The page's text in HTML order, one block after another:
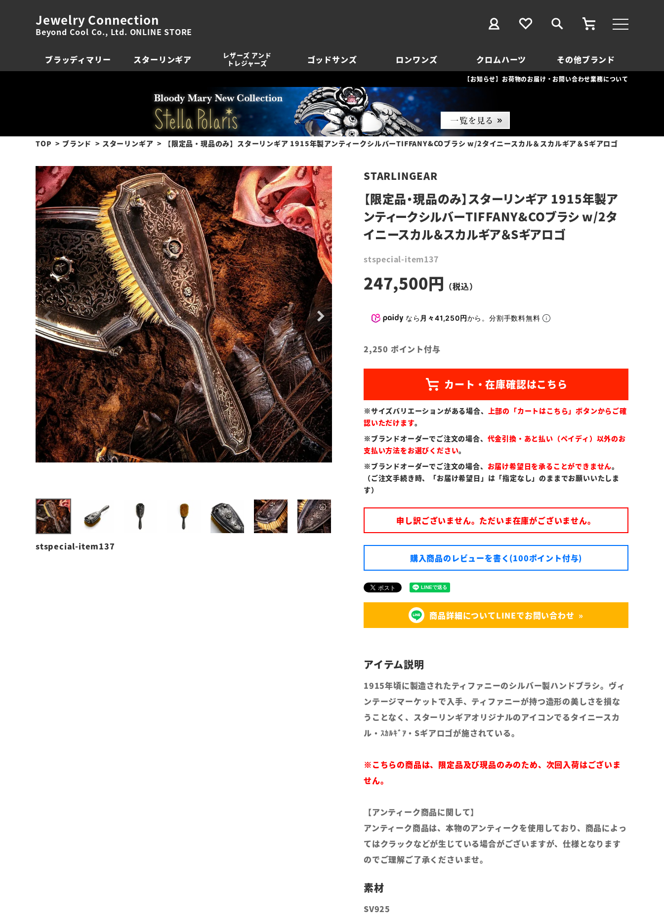
Jewelry Connection
Beyond Cool Co., Ltd. ONLINE STORE
ブラッディマリー スターリンギア
レザーズ アンド
トレジャーズ
ゴッドサンズ ロンワンズ クロムハーツ その他ブランド
【お知らせ】お荷物のお届け・お問い合わせ業務について
TOP ブランド スターリンギア 【限定品・現品のみ】スターリンギア 1915年製アンティークシルバーTIFFANY&COブラシ w/2タイニースカル＆スカルギア＆Sギアロゴ
stspecial-item137
STARLINGEAR
【限定品・現品のみ】スターリンギア 1915年製ア
ンティークシルバーTIFFANY&COブラシ w/2タ
イニースカル＆スカルギア＆Sギアロゴ
stspecial-item137
247,500
なら 月々41,250円から。分割手数料無料
2,250 ポイント付与
※サイズバリエーションがある場合、
上部の「カートはこちら」ボタンからご確
認いただけます。
※ブランドオーダーでご注文の場合、 代金引換・あと払い（ペイディ）以外のお
支払い方法をお選びください。
※ブランドオーダーでご注文の場合、 お届け希望日を承ることができません。
（ご注文手続き時、「お届け希望日」は「指定なし」のままでお願いいたしま
す）
申し訳ございません。ただいま在庫がございません。
購入商品のレビューを書く(100ポイント付与)
商品詳細についてLINEでお問い合わせ
1915年頃に製造されたティファニーのシルバー製ハンドブラシ。ヴィ
ンテージマーケットで入手、ティファニーが持つ造形の美しさを損な
うことなく、スターリンギアオリジナルのアイコンでるタイニースカ
ル・ｽｶﾙｷﾞｱ・Sギアロゴが施されている。
※こちらの商品は、限定品及び現品のみのため、次回入荷はございま
せん。
【アンティーク商品に関して】
アンティーク商品は、本物のアンティークを使用しており、商品によっ
てはクラックなどが生じている場合がございますが、仕様となります
のでご理解ご了承くださいませ。
SV925